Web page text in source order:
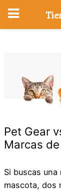
Pet Gear
Marcas
Si buscas
mascota, dos